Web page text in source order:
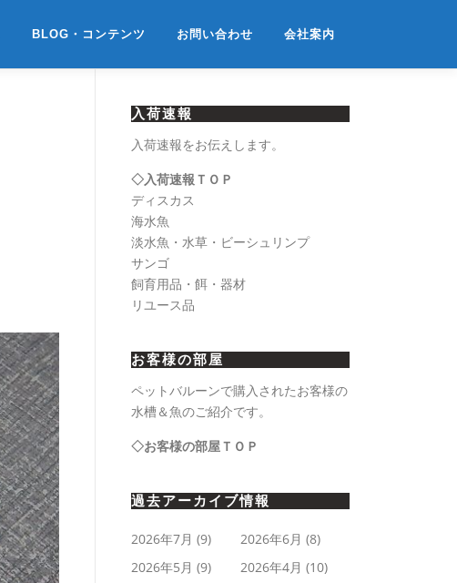
BLOG・コンテンツ お問い合わせ 会社案内
入荷速報
入荷速報をお伝えします。
◇入荷速報ＴＯＰ
ディスカス
海水魚
淡水魚・水草・ビーシュリンプ
サンゴ
飼育用品・餌・器材
リユース品
お客様の部屋
ペットバルーンで購入されたお客様の
水槽＆魚のご紹介です。
◇お客様の部屋ＴＯＰ
過去アーカイブ情報
2026年7月 (9) 2026年6月 (8)
2026年5月 (9) 2026年4月 (10)